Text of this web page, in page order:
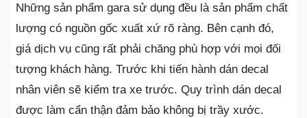
Những sản phẩm gara sử dụng đều là sản phẩm chất
lượng có nguồn gốc xuất xứ rõ ràng. Bên cạnh đó,
giá dịch vụ cũng rất phải chăng phù hợp với mọi đối
tượng khách hàng. Trước khi tiến hành dán decal
nhân viên sẽ kiểm tra xe trước. Quy trình dán decal
được làm cẩn thận đảm bảo không bị trầy xước.